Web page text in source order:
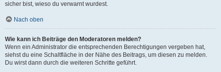
sicher bist, wieso du verwarnt wurdest.
Nach oben
Wie kann ich Beiträge den Moderatoren melden?
Wenn ein Administrator die entsprechenden Berechtigungen vergeben hat,
siehst du eine Schaltfläche in der Nähe des Beitrags, um diesen zu melden.
Du wirst dann durch die weiteren Schritte geführt.